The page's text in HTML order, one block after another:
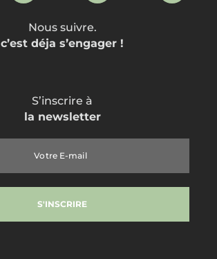
Nous suivre.
c’est déja s’engager !
S’inscrire à
la newsletter